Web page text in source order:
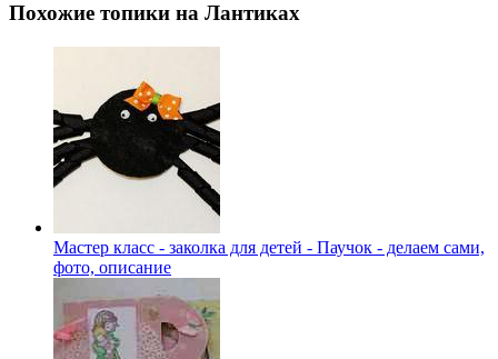
Похожие топики на Лантиках
Мастер класс - заколка для детей - Паучок - делаем сами,
фото, описание